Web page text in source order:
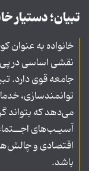
تبیان؛ دستیار
خانواده به
نقشی اساسی در
جامعه قوی دارد.
توانمندسازی،
می‌دهد که بتواند
آسیـب‌های
اقتصادی و
باشد.